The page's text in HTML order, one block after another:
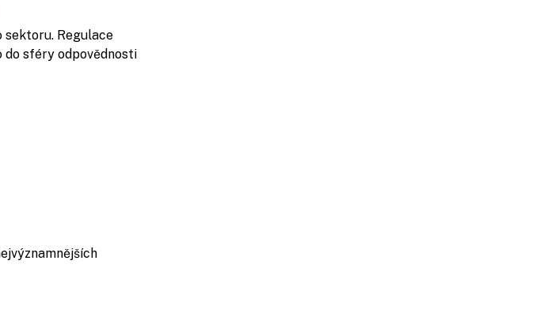
Regulace
do sféry odpovědnosti